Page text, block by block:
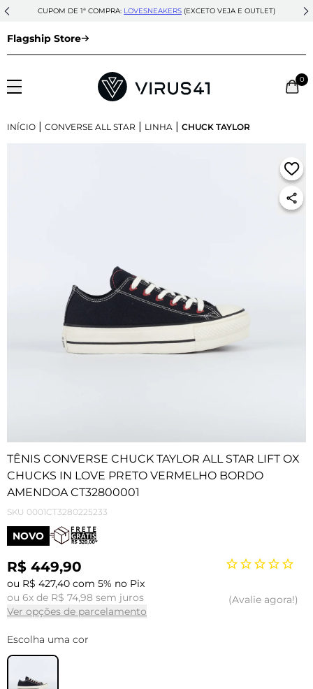
CUPOM DE 1ª COMPRA: LOVESNEAKERS (EXCETO VEJA E OUTLET)
Flagship Store
0
INÍCIO | CONVERSE ALL STAR | LINHA | CHUCK TAYLOR
NOVO
TÊNIS CONVERSE CHUCK TAYLOR ALL STAR LIFT OX
CHUCKS IN LOVE PRETO VERMELHO BORDO
AMENDOA CT32800001
SKU 0001CT3280225233
R$ 449,90
ou R$ 427,40 com 5% no Pix
ou 6x de R$ 74,98 sem juros
Ver opções de parcelamento
Avalie agora!
Escolha uma cor